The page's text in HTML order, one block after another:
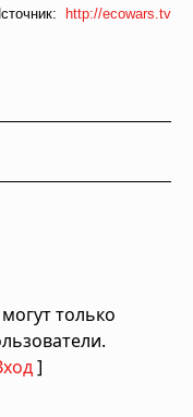
http://ecowars.tv
только
]